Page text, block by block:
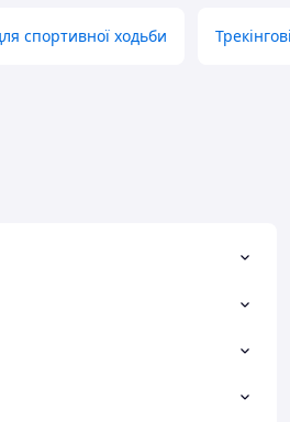
спортивної ходьби